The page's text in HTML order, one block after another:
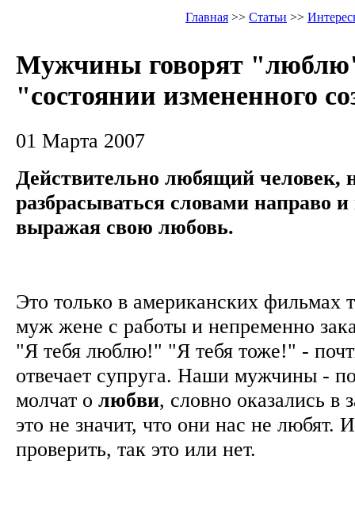
Главная >> Статьи >>
Мужчины говорят
"состоянии измененного
01 Марта 2007
Действительно любящий человек,
разбрасываться словами направо
выражая свою любовь.
Это только в американских фильмах
муж жене с работы и непременно
"Я тебя люблю!" "Я тебя тоже!" -
отвечает супруга. Наши мужчины -
молчат о любви, словно оказались в
это не значит, что они нас не любят.
проверить, так это или нет.